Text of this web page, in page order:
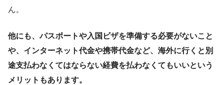
ん。
他にも、パスポートや入国ビザを準備する必要がないこと
や、インターネット代金や携帯代金など、海外に行くと別
途支払わなくてはならない経費を払わなくてもいいという
メリットもあります。